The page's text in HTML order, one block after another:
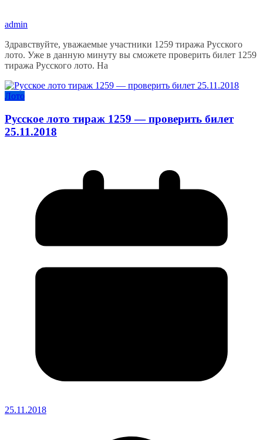
admin
Здравствуйте, уважаемые участники 1259 тиража Русского
лото. Уже в данную минуту вы сможете проверить билет 1259
тиража Русского лото. На
Лото
Русское лото тираж 1259 — проверить билет
25.11.2018
25.11.2018